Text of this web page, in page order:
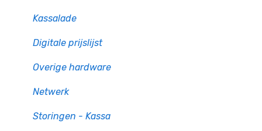
Kassalade
Digitale prijslijst
Overige hardware
Netwerk
Storingen - Kassa